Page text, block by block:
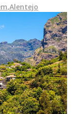
locais para
vinhos e
a conhecer o
,Alentejo